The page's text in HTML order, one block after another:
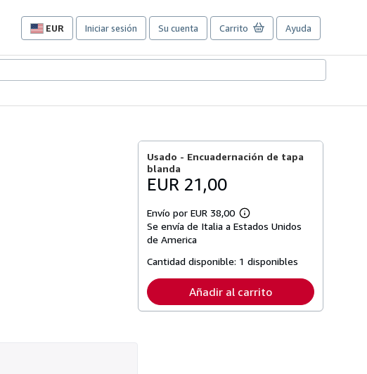
EUR
Preferencias
compra
sitio.
Iniciar sesión Su cuenta Carrito Ayuda
Usado - Encuadernación de tapa
blanda
EUR 21,00
Envío por EUR 38,00
Más
información
tarifas
envío
Se envía de Italia a Estados Unidos
de America
Cantidad disponible: 1 disponibles
Añadir al carrito